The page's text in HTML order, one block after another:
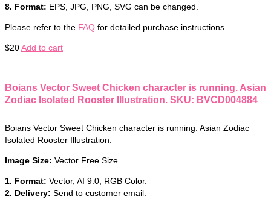
8. Format: EPS, JPG, PNG, SVG can be changed.
Please refer to the FAQ for detailed purchase instructions.
$20Add to cart
Boians Vector Sweet Chicken character is running. Asian
Zodiac Isolated Rooster Illustration. SKU: BVCD004884
Boians Vector Sweet Chicken character is running. Asian Zodiac
Isolated Rooster Illustration.
Image Size: Vector Free Size
1. Format: Vector, AI 9.0, RGB Color.
2. Delivery: Send to customer email.